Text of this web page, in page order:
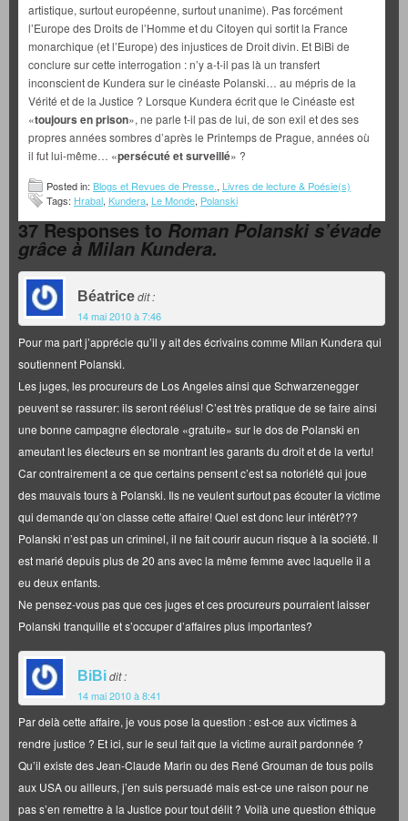
artistique, surtout européenne, surtout unanime). Pas forcément
l’Europe des Droits de l’Homme et du Citoyen qui sortit la France
monarchique (et l’Europe) des injustices de Droit divin. Et BiBi de
conclure sur cette interrogation : n’y a-t-il pas là un transfert
inconscient de Kundera sur le cinéaste Polanski… au mépris de la
Vérité et de la Justice ? Lorsque Kundera écrit que le Cinéaste est
«toujours en prison», ne parle t-il pas de lui, de son exil et des ses
propres années sombres d’après le Printemps de Prague, années où
il fut lui-même… «persécuté et surveillé» ?
Posted in: Blogs et Revues de Presse., Livres de lecture & Poésie(s)
Tags: Hrabal, Kundera, Le Monde, Polanski
37 Responses toRoman Polanski s’évade
grâce à Milan Kundera.
Béatricedit :
14 mai 2010 à 7:46
Pour ma part j’apprécie qu’il y ait des écrivains comme Milan Kundera qui
soutiennent Polanski.
Les juges, les procureurs de Los Angeles ainsi que Schwarzenegger
peuvent se rassurer: ils seront réélus! C’est très pratique de se faire ainsi
une bonne campagne électorale «gratuite» sur le dos de Polanski en
ameutant les électeurs en se montrant les garants du droit et de la vertu!
Car contrairement a ce que certains pensent c’est sa notoriété qui joue
des mauvais tours à Polanski. Ils ne veulent surtout pas écouter la victime
qui demande qu’on classe cette affaire! Quel est donc leur intérêt???
Polanski n’est pas un criminel, il ne fait courir aucun risque à la société. Il
est marié depuis plus de 20 ans avec la même femme avec laquelle il a
eu deux enfants.
Ne pensez-vous pas que ces juges et ces procureurs pourraient laisser
Polanski tranquille et s’occuper d’affaires plus importantes?
BiBidit :
14 mai 2010 à 8:41
Par delà cette affaire, je vous pose la question : est-ce aux victimes à
rendre justice ? Et ici, sur le seul fait que la victime aurait pardonnée ?
Qu’il existe des Jean-Claude Marin ou des René Grouman de tous poils
aux USA ou ailleurs, j’en suis persuadé mais est-ce une raison pour ne
pas s’en remettre à la Justice pour tout délit ? Voilà une question éthique